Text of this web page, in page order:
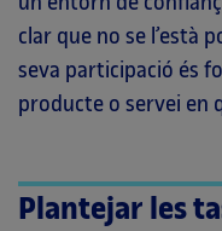
clar que no se l’està
seva participació és
producte o servei en
Plantejar les